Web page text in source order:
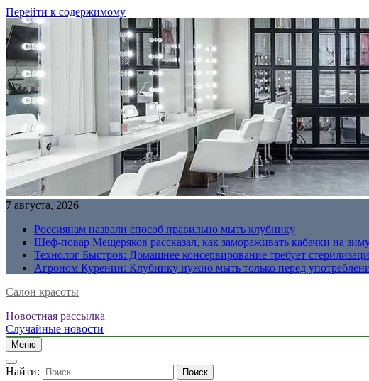
Перейти к содержимому
7 августа, 2026
Россиянам назвали способ правильно мыть клубнику
Шеф-повар Мещеряков рассказал, как замораживать кабачки на
Технолог Быстров: Домашнее консервирование требует
Агроном Куренин: Клубнику нужно мыть только перед
Салон красоты
Новостная рассылка
Случайные новости
Меню
Найти: